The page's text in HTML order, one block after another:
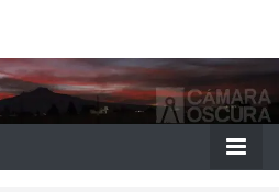
Cámara
Oscura